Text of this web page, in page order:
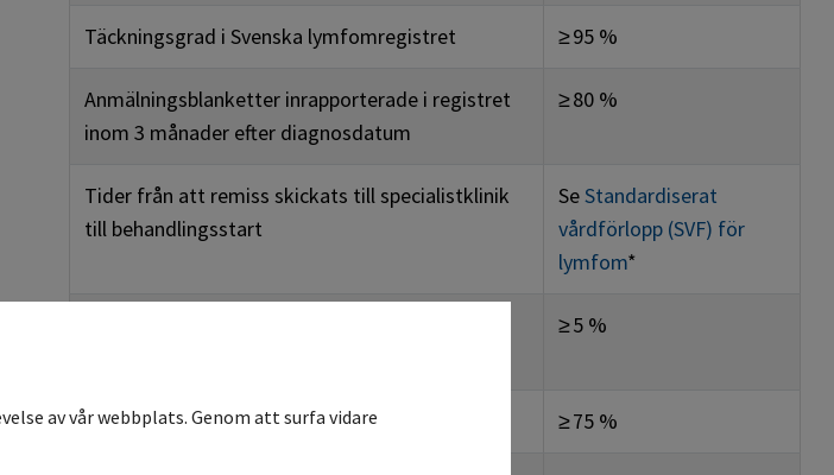
Täckningsgrad iSvenska lymfomregistret ≥ 95 %
Anmälningsblanketter inrapporterade i registret
inom 3 månader efter diagnosdatum
≥ 80 %
Tider från att remiss skickats till specialistklinik
till behandlingsstart
SeStandardiserat
vårdförlopp (SVF) för
lymfom*
≥ 5 %
Andel där kirurgisk biopsi utförts för diagnostik ≥ 75 %
av vår webbplats. Genom att surfa vidare